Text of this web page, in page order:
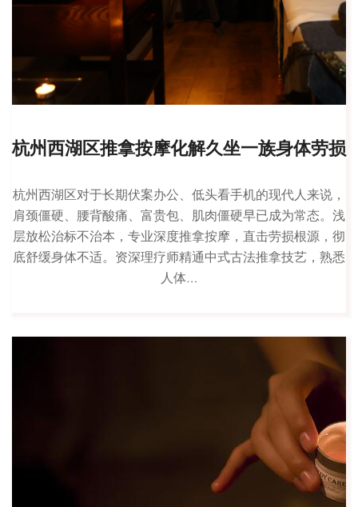
杭州西湖区推拿按摩化解久坐一族身体劳损
杭州西湖区对于长期伏案办公、低头看手机的现代人来说，
肩颈僵硬、腰背酸痛、富贵包、肌肉僵硬早已成为常态。浅
层放松治标不治本，专业深度推拿按摩，直击劳损根源，彻
底舒缓身体不适。资深理疗师精通中式古法推拿技艺，熟悉
人体…